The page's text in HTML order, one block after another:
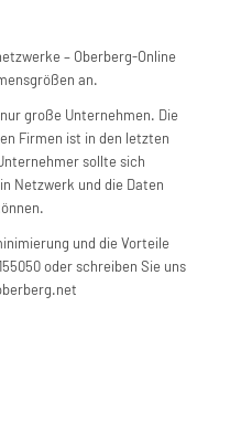
– Oberberg-Online
an.
große Unternehmen. Die
Firmen ist in den letzten
sollte sich
Netzwerk und die Daten
und die Vorteile
oder schreiben Sie uns